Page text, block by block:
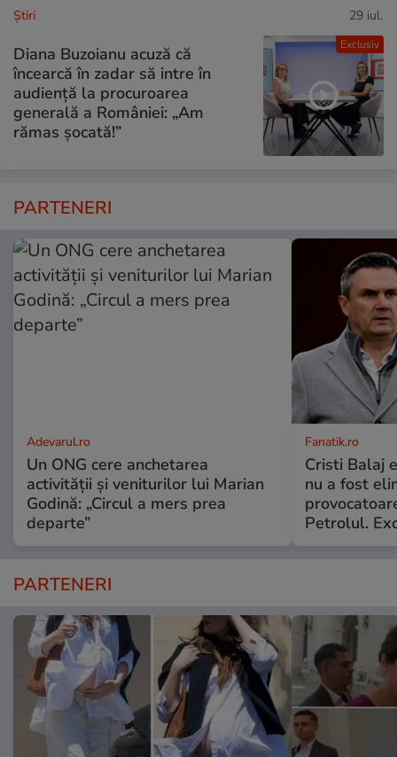
Exclusiv
Ştiri 29 iul.
Diana Buzoianu acuză că
încearcă în zadar să intre în
audiență la procuroarea
generală a României: „Am
rămas șocată!”
PARTENERI
Adevarul.ro
Un ONG cere anchetarea
activității și veniturilor lui Marian
Godină: „Circul a mers prea
departe”
Fanatik.ro
Cristi Balaj
nu a fost
Petrolul.
PARTENERI